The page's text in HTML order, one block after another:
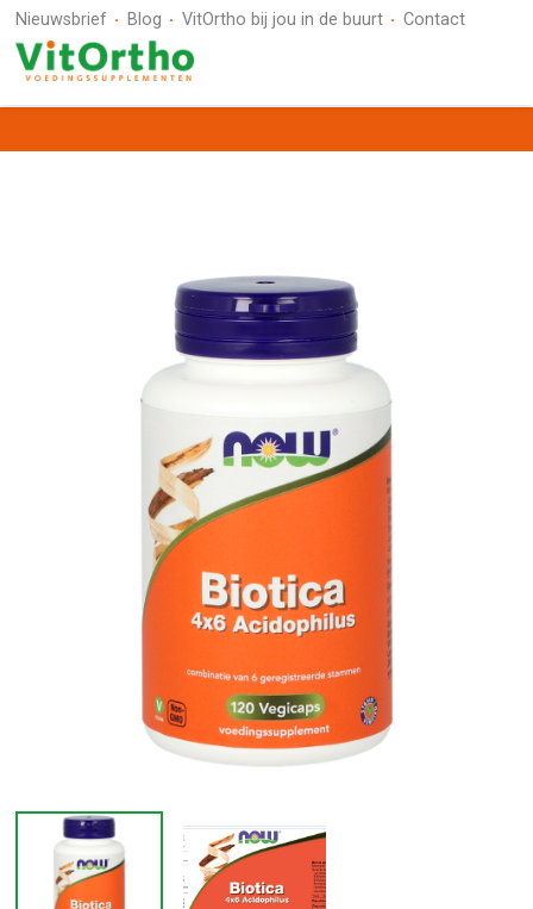
Nieuwsbrief Blog VitOrtho bij jou in de buurt Contact